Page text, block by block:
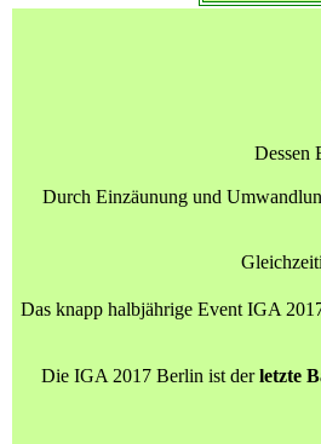
Dessen
Durch Einzäunung und
Das knapp halbjährige Event IGA
Die IGA 2017 Berlin ist derletzte